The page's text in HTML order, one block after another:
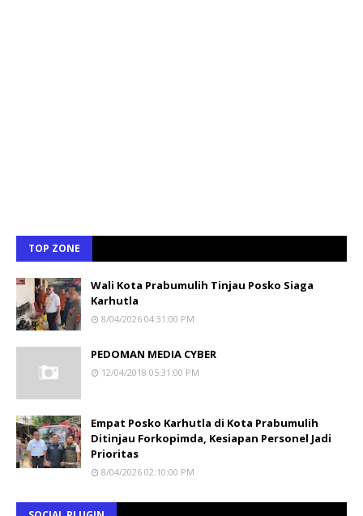
TOP ZONE
Wali Kota Prabumulih Tinjau Posko Siaga
Karhutla
8/04/2026 04:31:00 PM
PEDOMAN MEDIA CYBER
12/04/2018 05:31:00 PM
Empat Posko Karhutla di Kota Prabumulih
Ditinjau Forkopimda, Kesiapan Personel Jadi
Prioritas
8/04/2026 02:10:00 PM